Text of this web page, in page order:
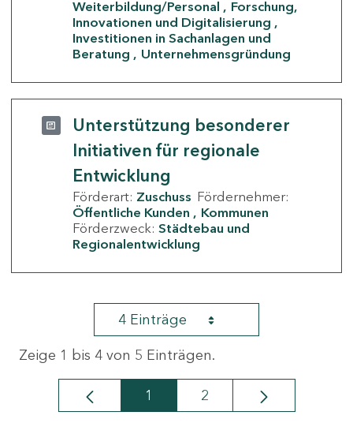
Weiterbildung/Personal
Forschung,
Innovationen und Digitalisierung
Investitionen in Sachanlagen und
Beratung
Unternehmensgründung
Unterstützung besonderer
Initiativen für regionale
Entwicklung
Förderart: Zuschuss Fördernehmer:
Öffentliche Kunden
Kommunen
Förderzweck: Städtebau und
Regionalentwicklung
4 Einträge
Zeige 1 bis 4 von 5 Einträgen.
Seite
1 Seite
2